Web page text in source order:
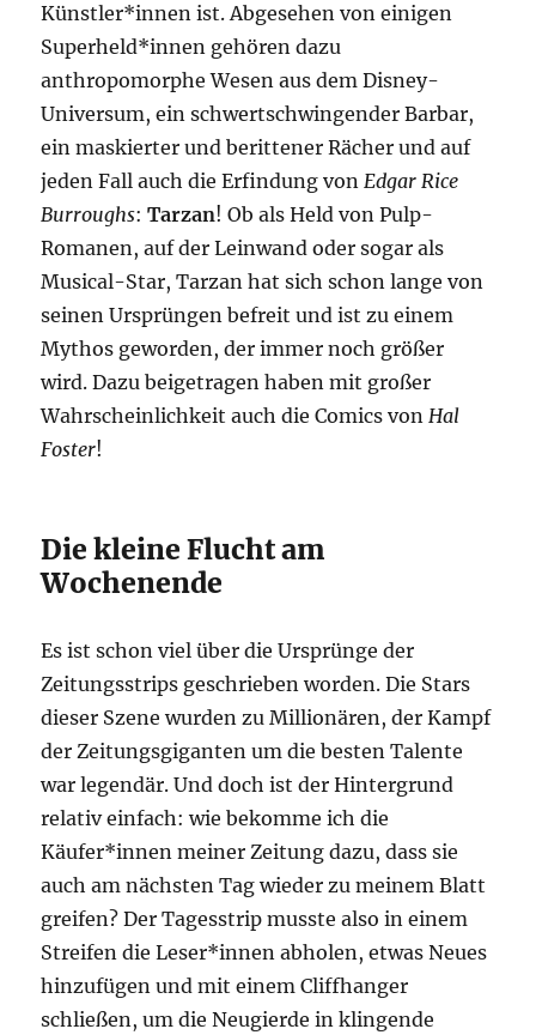
Künstler*innen ist. Abgesehen von einigen
Superheld*innen gehören dazu
anthropomorphe Wesen aus dem Disney-
Universum, ein schwertschwingender Barbar,
ein maskierter und berittener Rächer und auf
jeden Fall auch die Erfindung vonEdgar Rice
Burroughs:Tarzan! Ob als Held von Pulp-
Romanen, auf der Leinwand oder sogar als
Musical-Star, Tarzan hat sich schon lange von
seinen Ursprüngen befreit und ist zu einem
Mythos geworden, der immer noch größer
wird. Dazu beigetragen haben mit großer
Wahrscheinlichkeit auch die Comics vonHal
Foster!
Die kleine Flucht am
Wochenende
Es ist schon viel über die Ursprünge der
Zeitungsstrips geschrieben worden. Die Stars
dieser Szene wurden zu Millionären, der Kampf
der Zeitungsgiganten um die besten Talente
war legendär. Und doch ist der Hintergrund
relativ einfach: wie bekomme ich die
Käufer*innen meiner Zeitung dazu, dass sie
auch am nächsten Tag wieder zu meinem Blatt
greifen? Der Tagesstrip musste also in einem
Streifen die Leser*innen abholen, etwas Neues
hinzufügen und mit einem Cliffhanger
schließen, um die Neugierde in klingende